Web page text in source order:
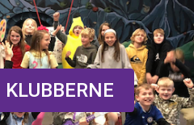
KLUBBERNE